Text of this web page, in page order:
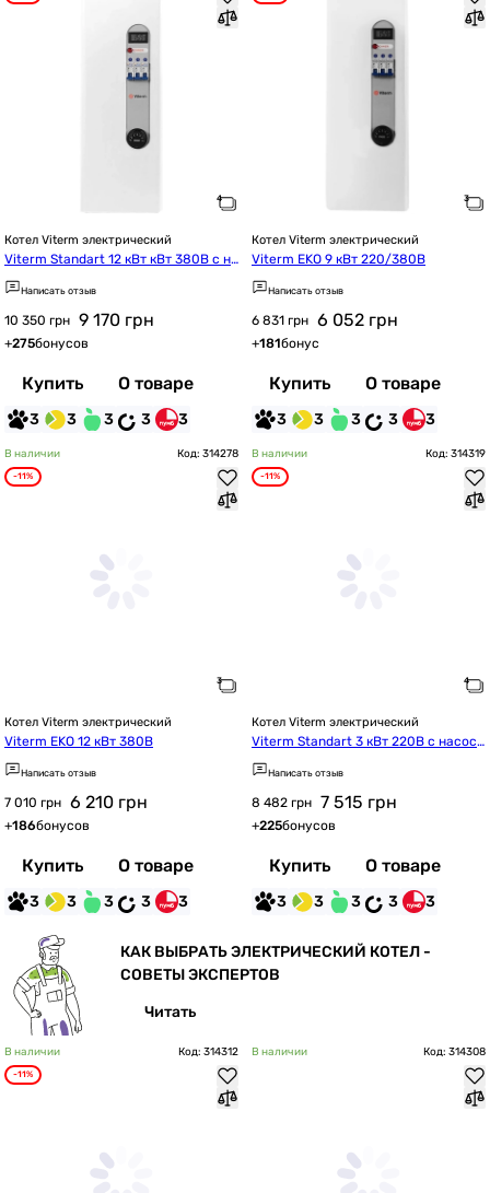
Котел Viterm электрический
Viterm Standart 12 кВт кВт 380В с на
сосом
Написать отзыв
10 350 грн 9 170 грн
+275бонусов
Купить О товаре
3 3 3 3 3
Котел Viterm электрический
Viterm EKO 9 кВт 220/380В
Написать отзыв
6 831 грн 6 052 грн
+181бонус
Купить О товаре
3 3 3 3 3
В наличии Код: 314278
-11%
Котел Viterm электрический
Viterm EKO 12 кВт 380В
Написать отзыв
7 010 грн 6 210 грн
+186бонусов
Купить О товаре
3 3 3 3 3
В наличии Код: 314319
-11%
Котел Viterm электрический
Viterm Standart 3 кВт 220В с насосо
м
Написать отзыв
8 482 грн 7 515 грн
+225бонусов
Купить О товаре
3 3 3 3 3
КАК ВЫБРАТЬ ЭЛЕКТРИЧЕСКИЙ КОТЕЛ -
СОВЕТЫ ЭКСПЕРТОВ
Читать
В наличии Код: 314312
-11%
В наличии Код: 314308